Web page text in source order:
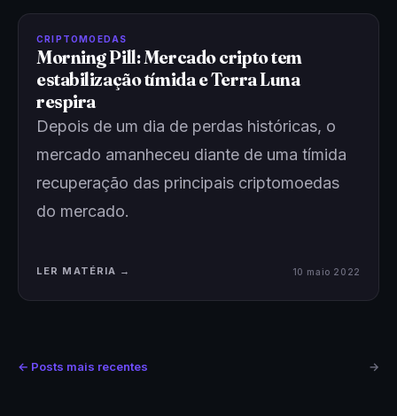
CRIPTOMOEDAS
Morning Pill: Mercado cripto tem
estabilização tímida e Terra Luna
respira
Depois de um dia de perdas históricas, o
mercado amanheceu diante de uma tímida
recuperação das principais criptomoedas
do mercado.
LER MATÉRIA → 10 maio 2022
← Posts mais recentes →